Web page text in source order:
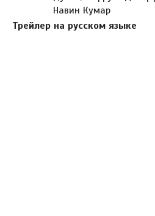
Навин Кумар
Трейлер на русском языке